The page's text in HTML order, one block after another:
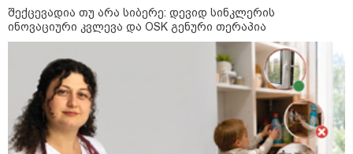
კატეგორიები
შექცევადია თუ არა სიბერე: დევიდ სინკლერის
ინოვაციური კვლევა და OSK გენური თერაპია